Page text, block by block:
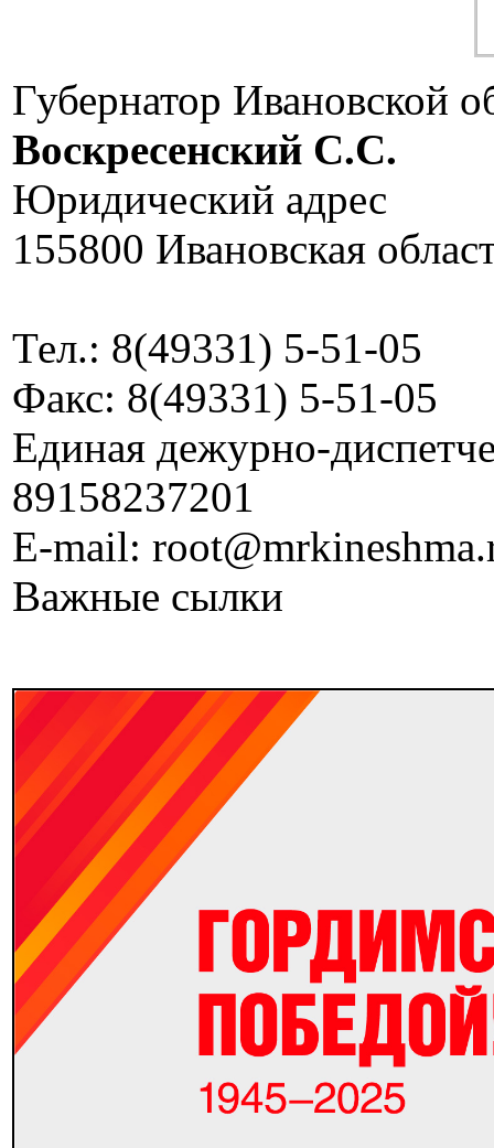
Губернатор Ивановской
Воскресенский C.C.
Юридический адрес
155800 Ивановская
Тел.: 8(49331) 5-51-05
Факс: 8(49331) 5-51-05
Единая дежурно-
89158237201
E-mail:
Важные сылки